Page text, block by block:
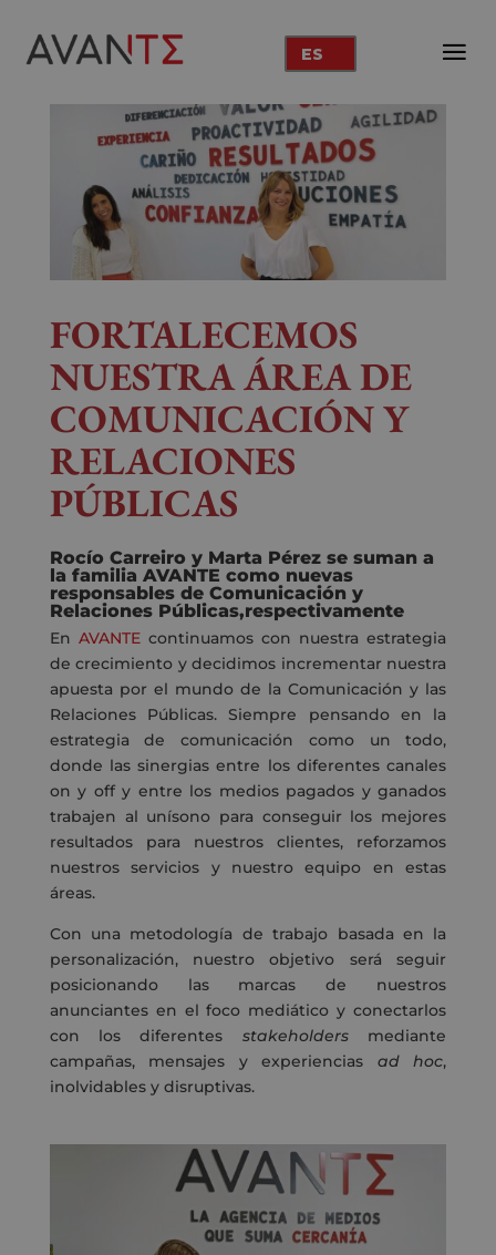
ES
FORTALECEMOS
NUESTRA ÁREA DE
COMUNICACIÓN Y
RELACIONES
PÚBLICAS
Rocío Carreiro y Marta Pérez se suman a
la familia AVANTE como nuevas
responsables de Comunicación y
Relaciones Públicas,respectivamente
En AVANTEcontinuamos con nuestra estrategia
de crecimiento y decidimos incrementar nuestra
apuesta por el mundo de la Comunicación y las
Relaciones Públicas. Siempre pensando en la
estrategia de comunicación como un todo,
donde las sinergias entre los diferentes canales
on y off y entre los medios pagados y ganados
trabajen al unísono para conseguir los mejores
resultados para nuestros clientes, reforzamos
nuestros servicios y nuestro equipo en estas
áreas.
Con una metodología de trabajo basada en la
personalización, nuestro objetivo será seguir
posicionando las marcas de nuestros
anunciantes en el foco mediático y conectarlos
con los diferentes stakeholdersmediante
campañas, mensajes y experiencias ad hoc,
inolvidables y disruptivas.